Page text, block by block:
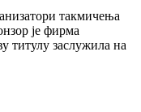
такмичења
је фирма
титулу заслужила на